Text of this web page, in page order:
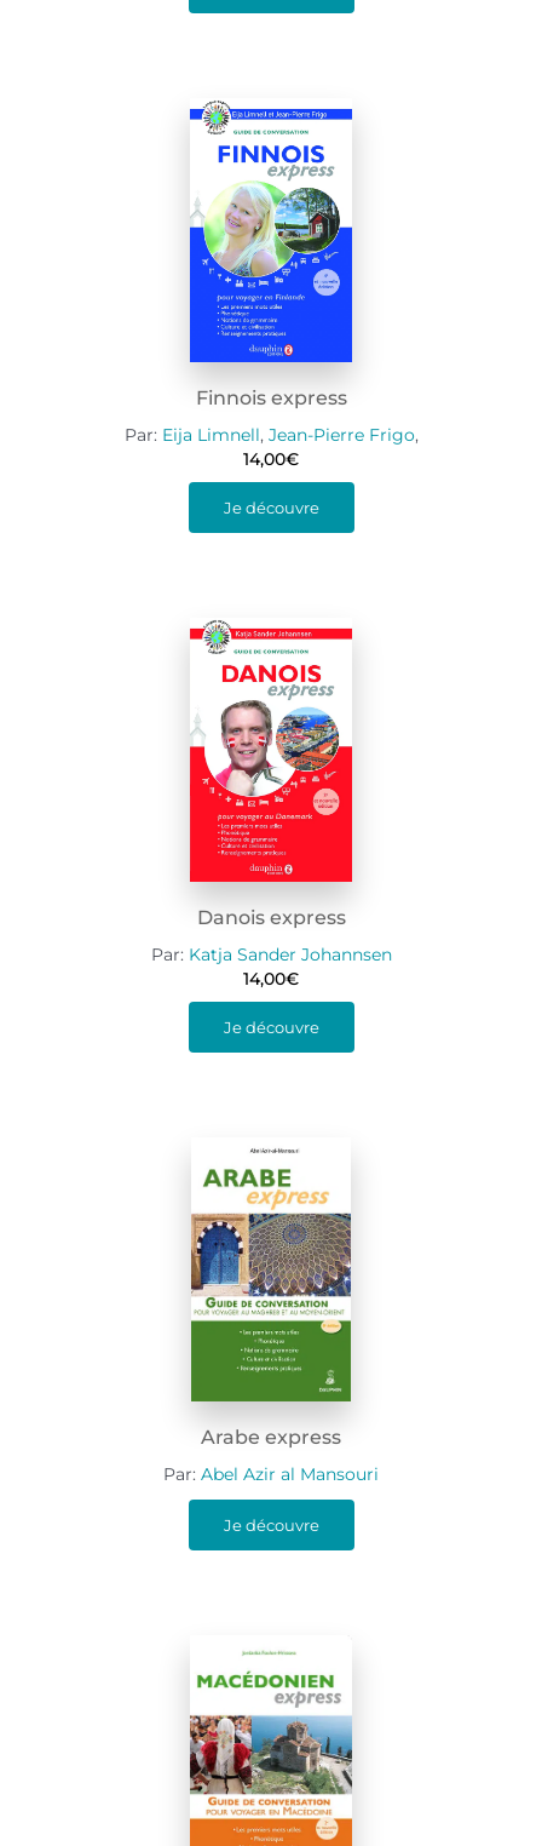
Finnois express
Par: Eija Limnell, Jean-Pierre Frigo,
14,00€
Je découvre
Danois express
Par: Katja Sander Johannsen
14,00€
Je découvre
Arabe express
Par: Abel Azir al Mansouri
Je découvre